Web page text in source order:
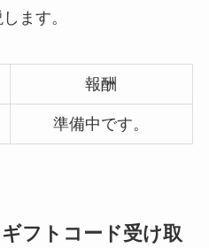
ます。
報酬
準備中です。
フトコード受け取